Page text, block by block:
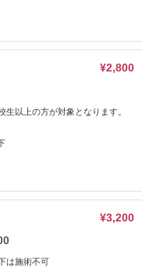
¥2,800
以上の方が対象となります。
¥3,200
は施術不可